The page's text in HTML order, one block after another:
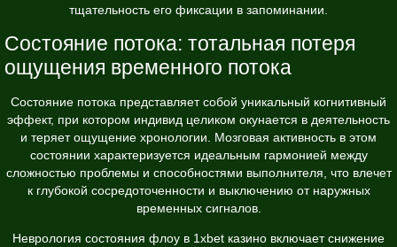
тщательность его фиксации в запоминании.
Состояние потока: тотальная потеря
ощущения временного потока
Состояние потока представляет собой уникальный когнитивный
эффект, при котором индивид целиком окунается в деятельность
и теряет ощущение хронологии. Мозговая активность в этом
состоянии характеризуется идеальным гармонией между
сложностью проблемы и способностями выполнителя, что влечет
к глубокой сосредоточенности и выключению от наружных
временных сигналов.
Неврология состояния флоу в 1xbet казино включает снижение